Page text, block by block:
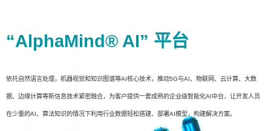
“AlphaMind® AI” 平台
依托自然语言处理，机器视觉和知识图谱等AI核心技术，推动5G与AI、物联网、云计算、大数
据、边缘计算等新信息技术紧密融合，为客户提供一套成熟的企业级智能化AI中台，让开发人员
在少量的AI、算法知识的情况下利用行业数据轻松搭建、部署AI模型，构建解决方案。